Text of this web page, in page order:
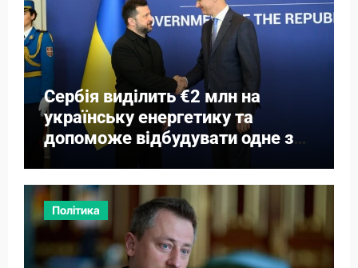
Сербія виділить €2 млн на
українську енергетику та
допоможе відбудувати одне з
міст
Політика